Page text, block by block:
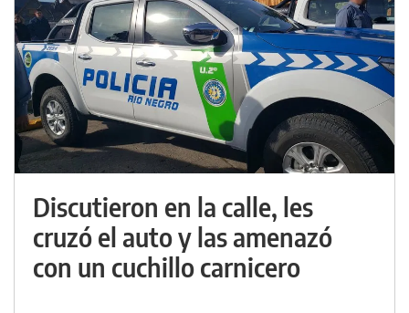
Discutieron en la calle, les
cruzó el auto y las amenazó
con un cuchillo carnicero